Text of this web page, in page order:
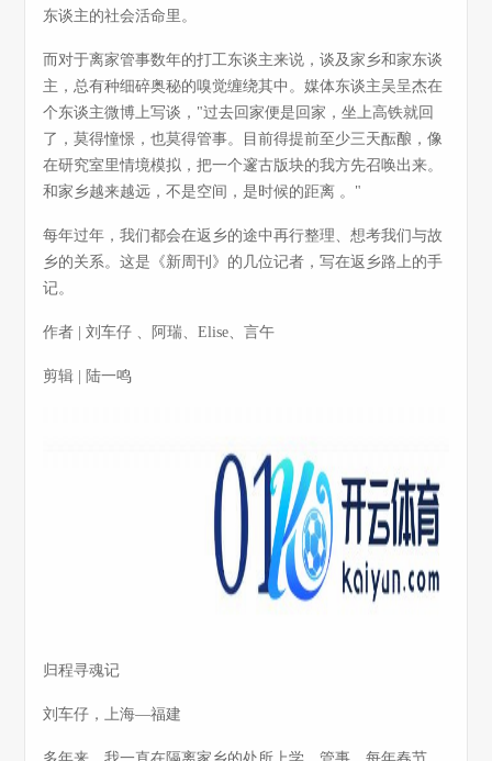
东谈主的社会活命里。
而对于离家管事数年的打工东谈主来说，谈及家乡和家东谈
主，总有种细碎奥秘的嗅觉缠绕其中。媒体东谈主吴呈杰在
个东谈主微博上写谈，"过去回家便是回家，坐上高铁就回
了，莫得憧憬，也莫得管事。目前得提前至少三天酝酿，像
在研究室里情境模拟，把一个邃古版块的我方先召唤出来。
和家乡越来越远，不是空间，是时候的距离 。"
每年过年，我们都会在返乡的途中再行整理、想考我们与故
乡的关系。这是《新周刊》的几位记者，写在返乡路上的手
记。
作者 | 刘车仔 、阿瑞、Elise、言午
剪辑 | 陆一鸣
归程寻魂记
刘车仔，上海—福建